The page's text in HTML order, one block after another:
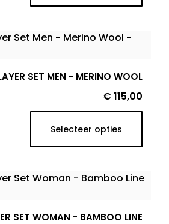
SET MEN - MERINO WOOL
Prijs
€ 115,00
Selecteer opties
SET WOMAN - BAMBOO LINE